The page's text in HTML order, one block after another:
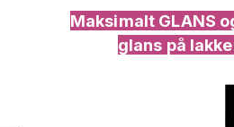
Maksimalt GLANS
glans på